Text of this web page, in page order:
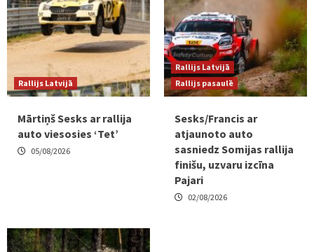
Rallijs Latvijā
Mārtiņš Sesks ar rallija
auto viesosies ‘Tet’
05/08/2026
Rallijs Latvijā
Rallijs pasaulē
Sesks/Francis ar
atjaunoto auto
sasniedz Somijas rallija
finišu, uzvaru izcīna
Pajari
02/08/2026